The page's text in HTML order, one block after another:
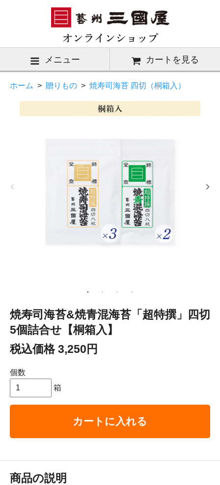
メニュー カートを見る
ホーム > 贈りもの > 焼寿司海苔 四切（桐箱入）
焼寿司海苔&焼青混海苔「超特撰」四切
5個詰合せ【桐箱入】
税込価格 3,250円
個数
箱
カートに入れる
商品の説明